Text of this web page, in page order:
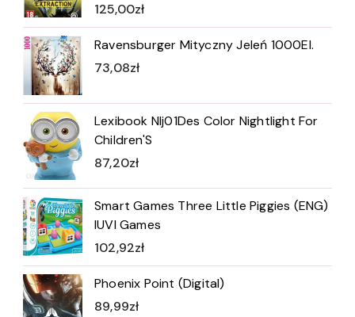
125,00zł
Ravensburger Mityczny Jeleń 1000El.
73,08zł
Lexibook Nlj01Des Color Nightlight For
Children'S
87,20zł
Smart Games Three Little Piggies (ENG)
IUVI Games
102,92zł
Phoenix Point (Digital)
89,99zł